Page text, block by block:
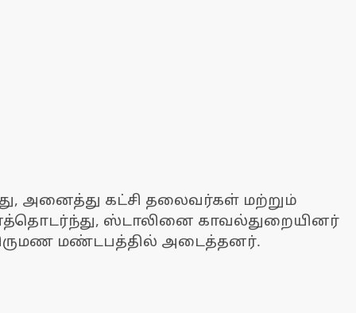
அனைத்து கட்சி தலைவர்கள் மற்றும்
ஸ்டாலினை காவல்துறையினர்
திருமண மண்டபத்தில் அடைத்தனர்.